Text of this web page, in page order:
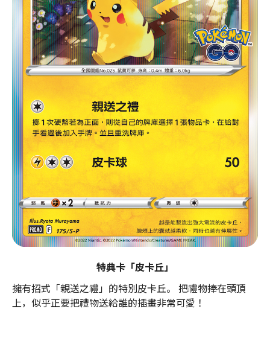
特典卡「皮卡丘」
擁有招式「親送之禮」的特別皮卡丘。 把禮物捧在頭頂
上，似乎正要把禮物送給誰的插畫非常可愛！